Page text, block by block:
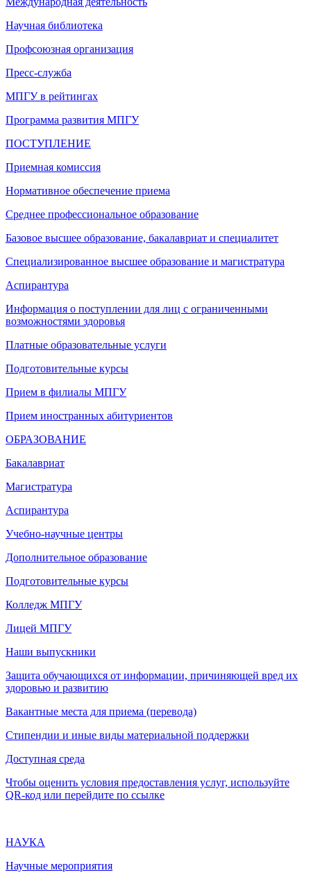
Научная библиотека
Профсоюзная организация
Пресс-служба
МПГУ в рейтингах
Программа развития МПГУ
ПОСТУПЛЕНИЕ
Приемная комиссия
Нормативное обеспечение приема
Среднее профессиональное образование
Базовое высшее образование, бакалавриат и специалитет
Специализированное высшее образование и магистратура
Аспирантура
Информация о поступлении для лиц с ограниченными
возможностями здоровья
Платные образовательные услуги
Подготовительные курсы
Прием в филиалы МПГУ
Прием иностранных абитуриентов
ОБРАЗОВАНИЕ
Бакалавриат
Магистратура
Аспирантура
Учебно-научные центры
Дополнительное образование
Подготовительные курсы
Колледж МПГУ
Лицей МПГУ
Наши выпускники
Защита обучающихся от информации, причиняющей вред их
здоровью и развитию
Вакантные места для приема (перевода)
Стипендии и иные виды материальной поддержки
Доступная среда
Чтобы оценить условия предоставления услуг, используйте
QR-код или перейдите по ссылке
НАУКА
Научные мероприятия